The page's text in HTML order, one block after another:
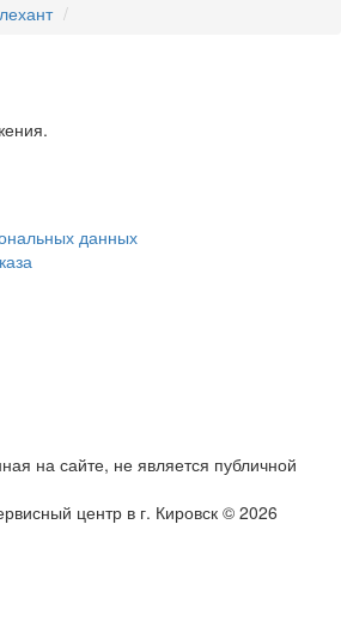
данных
на сайте, не является публичной
центр в г. Кировск © 2026